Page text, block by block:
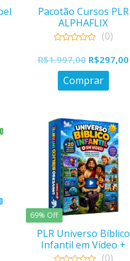
Pacotão Cursos PLR
ALPHAFLIX
out
of
(0)
R$1.997,00 O
preço
original
R$297,00O
Comprar
69% Off
PLR Universo Bíblico
Infantil em Vídeo +
Bônus (0)